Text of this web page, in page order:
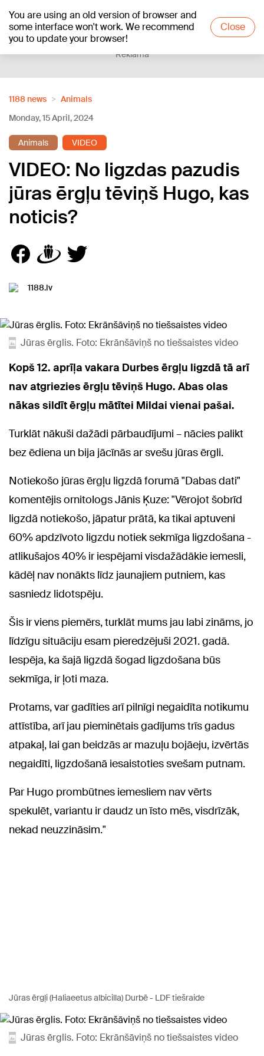
You are using an old version of browser and
some interface won't work. We recommend
you to update your browser!
Close
+15°C
Reklāma
1188 news
Animals
Monday, 15 April, 2024
Animals VIDEO
VIDEO: No ligzdas pazudis
jūras ērgļu tēviņš Hugo, kas
noticis?
1188.lv
Jūras ērglis. Foto: Ekrānšāviņš no tiešsaistes video
Kopš 12. aprīļa vakara Durbes ērgļu ligzdā tā arī
nav atgriezies ērgļu tēviņš Hugo. Abas olas
nākas sildīt ērgļu mātītei Mildai vienai pašai.
Turklāt nākuši dažādi pārbaudījumi – nācies palikt
bez ēdiena un bija jācīnās ar svešu jūras ērgli.
Notiekošo jūras ērgļu ligzdā forumā "Dabas dati"
komentējis ornitologs Jānis Ķuze: "Vērojot šobrīd
ligzdā notiekošo, jāpatur prātā, ka tikai aptuveni
60% apdzīvoto ligzdu notiek sekmīga ligzdošana -
atlikušajos 40% ir iespējami visdažādākie iemesli,
kādēļ nav nonākts līdz jaunajiem putniem, kas
sasniedz lidotspēju.
Šis ir viens piemērs, turklāt mums jau labi zināms, jo
līdzīgu situāciju esam pieredzējuši 2021. gadā.
Iespēja, ka šajā ligzdā šogad ligzdošana būs
sekmīga, ir ļoti maza.
Protams, var gadīties arī pilnīgi negaidīta notikumu
attīstība, arī jau pieminētais gadījums trīs gadus
atpakaļ, lai gan beidzās ar mazuļu bojāeju, izvērtās
negaidīti, ligzdošanā iesaistoties svešam putnam.
Par Hugo prombūtnes iemesliem nav vērts
spekulēt, variantu ir daudz un īsto mēs, visdrīzāk,
nekad neuzzināsim."
Jūras ērgļi (Haliaeetus albicilla) Durbē - LDF tiešraide
Jūras ērglis. Foto: Ekrānšāviņš no tiešsaistes video